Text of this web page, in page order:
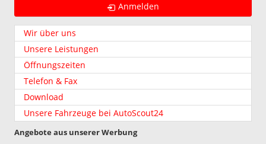
Anmelden
Wir über uns
Unsere Leistungen
Öffnungszeiten
Telefon & Fax
Download
Unsere Fahrzeuge bei AutoScout24
Angebote aus unserer Werbung